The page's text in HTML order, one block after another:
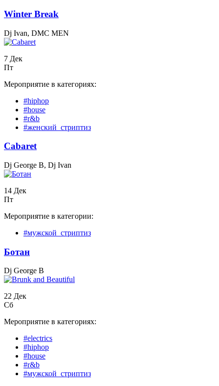
Winter Break
Dj Ivan, DMC MEN
7 Дек
Пт
Мероприятие в категориях:
#hiphop
#house
#r&b
#женский_стриптиз
Cabaret
Dj George B, Dj Ivan
14 Дек
Пт
Мероприятие в категории:
#мужской_стриптиз
Бoтан
Dj George B
22 Дек
Сб
Мероприятие в категориях:
#electrics
#hiphop
#house
#r&b
#мужской_стриптиз